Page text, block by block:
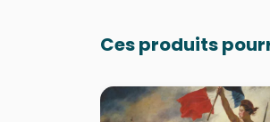
Ces produits